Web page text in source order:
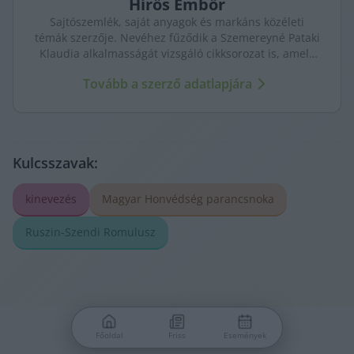
Hírös Embör
Sajtószemlék, saját anyagok és markáns közéleti
témák szerzője. Nevéhez fűződik a Szemereyné Pataki
Klaudia alkalmasságát vizsgáló cikksorozat is, amely
Tovább a szerző adatlapjára
Kulcsszavak:
kinevezés Magyar Honvédség parancsnoka
Ruszin-Szendi Romulusz
Főoldal Friss Események